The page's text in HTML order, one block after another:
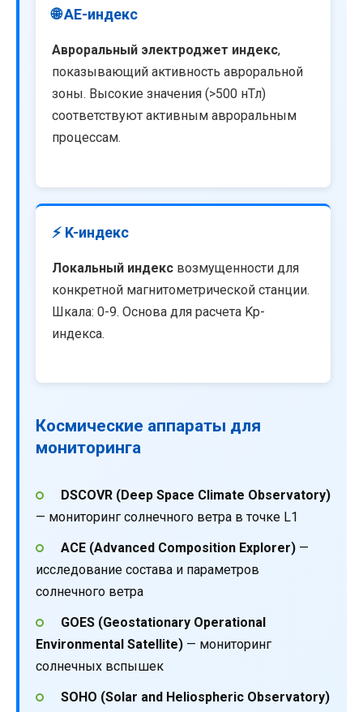
🌐 AE-индекс
Авроральный электроджет индекс,
показывающий активность авроральной
зоны. Высокие значения (>500 нТл)
соответствуют активным авроральным
процессам.
⚡ K-индекс
Локальный индекс возмущенности для
конкретной магнитометрической станции.
Шкала: 0-9. Основа для расчета Kp-
индекса.
Космические аппараты для
мониторинга
DSCOVR (Deep Space Climate Observatory)
— мониторинг солнечного ветра в точке L1
ACE (Advanced Composition Explorer)—
исследование состава и параметров
солнечного ветра
GOES (Geostationary Operational
Environmental Satellite) — мониторинг
солнечных вспышек
SOHO (Solar and Heliospheric Observatory)